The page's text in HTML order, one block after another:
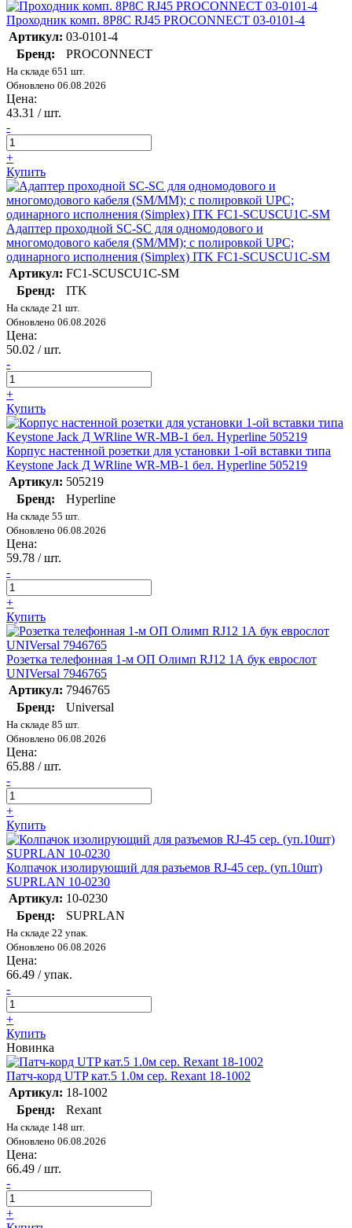
Проходник комп. 8P8C RJ45 PROCONNECT 03-0101-4
Артикул: 03-0101-4
Бренд:
PROCONNECT
На складе 651 шт.
Обновлено 06.08.2026
Цена:
43.31 / шт.
-
+
Купить
Адаптер проходной SC-SC для одномодового и
многомодового кабеля (SM/MM); с полировкой UPC;
одинарного исполнения (Simplex) ITK FC1-SCUSCU1C-SM
Артикул: FC1-SCUSCU1C-SM
Бренд:
ITK
На складе 21 шт.
Обновлено 06.08.2026
Цена:
50.02 / шт.
-
+
Купить
Корпус настенной розетки для установки 1-ой вставки типа
Keystone Jack Д WRline WR-MB-1 бел. Hyperline 505219
Артикул: 505219
Бренд:
Hyperline
На складе 55 шт.
Обновлено 06.08.2026
Цена:
59.78 / шт.
-
+
Купить
Розетка телефонная 1-м ОП Олимп RJ12 1А бук еврослот
UNIVersal 7946765
Артикул: 7946765
Бренд:
Universal
На складе 85 шт.
Обновлено 06.08.2026
Цена:
65.88 / шт.
-
+
Купить
Колпачок изолирующий для разъемов RJ-45 сер. (уп.10шт)
SUPRLAN 10-0230
Артикул: 10-0230
Бренд:
SUPRLAN
На складе 22 упак.
Обновлено 06.08.2026
Цена:
66.49 / упак.
-
+
Купить
Новинка
Патч-корд UTP кат.5 1.0м сер. Rexant 18-1002
Артикул: 18-1002
Бренд:
Rexant
На складе 148 шт.
Обновлено 06.08.2026
Цена:
66.49 / шт.
-
+